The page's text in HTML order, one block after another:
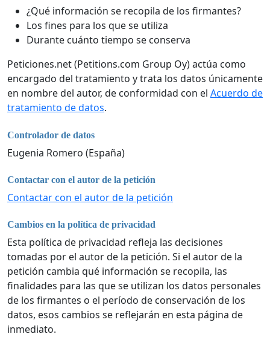
¿Qué información se recopila de los firmantes?
Los fines para los que se utiliza
Durante cuánto tiempo se conserva
Peticiones.net (Petitions.com Group Oy) actúa como
encargado del tratamiento y trata los datos únicamente
en nombre del autor, de conformidad con el Acuerdo de
tratamiento de datos.
Controlador de datos
Eugenia Romero (España)
Contactar con el autor de la petición
Contactar con el autor de la petición
Cambios en la política de privacidad
Esta política de privacidad refleja las decisiones
tomadas por el autor de la petición. Si el autor de la
petición cambia qué información se recopila, las
finalidades para las que se utilizan los datos personales
de los firmantes o el período de conservación de los
datos, esos cambios se reflejarán en esta página de
inmediato.